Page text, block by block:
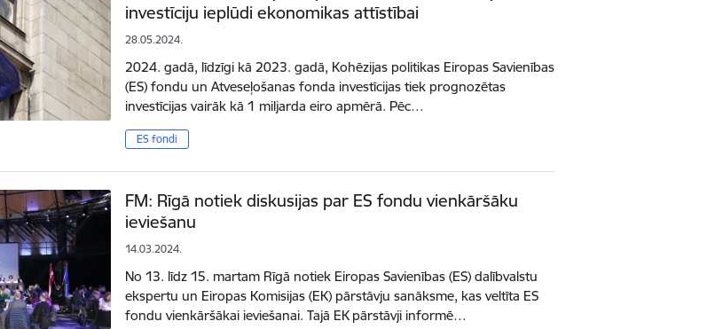
investīciju ieplūdi ekonomikas attīstībai
28.05.2024.
2024. gadā, līdzīgi kā 2023. gadā, Kohēzijas politikas Eiropas Savienības
(ES) fondu un Atveseļošanas fonda investīcijas tiek prognozētas
investīcijas vairāk kā 1 miljarda eiro apmērā. Pēc…
ES fondi
FM: Rīgā notiek diskusijas par ES fondu vienkāršāku
ieviešanu
14.03.2024.
No 13. līdz 15. martam Rīgā notiek Eiropas Savienības (ES) dalībvalstu
ekspertu un Eiropas Komisijas (EK) pārstāvju sanāksme, kas veltīta ES
fondu vienkāršākai ieviešanai. Tajā EK pārstāvji informē…